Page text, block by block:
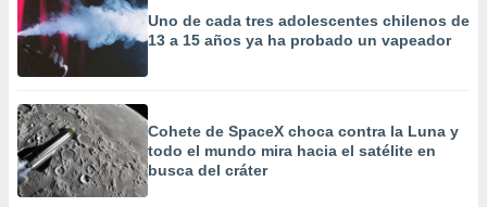
Uno de cada tres adolescentes chilenos de
13 a 15 años ya ha probado un vapeador
Cohete de SpaceX choca contra la Luna y
todo el mundo mira hacia el satélite en
busca del cráter